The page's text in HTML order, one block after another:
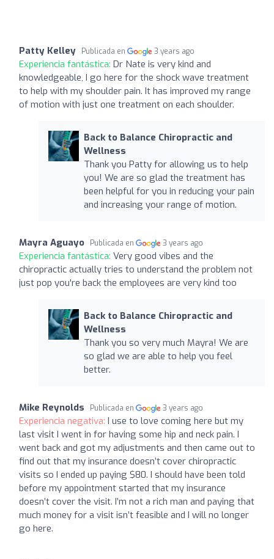
Patty Kelley Publicada en 3 years ago
Experiencia fantástica: Dr Nate is very kind and
knowledgeable, I go here for the shock wave treatment
to help with my shoulder pain. It has improved my range
of motion with just one treatment on each shoulder.
Back to Balance Chiropractic and
Wellness
Thank you Patty for allowing us to help
you! We are so glad the treatment has
been helpful for you in reducing your pain
and increasing your range of motion.
Mayra Aguayo Publicada en 3 years ago
Experiencia fantástica: Very good vibes and the
chiropractic actually tries to understand the problem not
just pop you're back the employees are very kind too
Back to Balance Chiropractic and
Wellness
Thank you so very much Mayra! We are
so glad we are able to help you feel
better.
Mike Reynolds Publicada en 3 years ago
Experiencia negativa: I use to love coming here but my
last visit I went in for having some hip and neck pain. I
went back and got my adjustments and then came out to
find out that my insurance doesn’t cover chiropractic
visits so I ended up paying $80. I should have been told
before my appointment started that my insurance
doesn’t cover the visit. I’m not a rich man and paying that
much money for a visit isn’t feasible and I will no longer
go here.